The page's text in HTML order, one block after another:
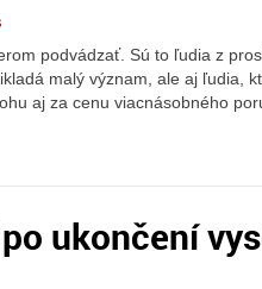
podvádzať. Sú to ľudia z
malý význam, ale aj ľudia,
aj za cenu viacnásobného
ukončení